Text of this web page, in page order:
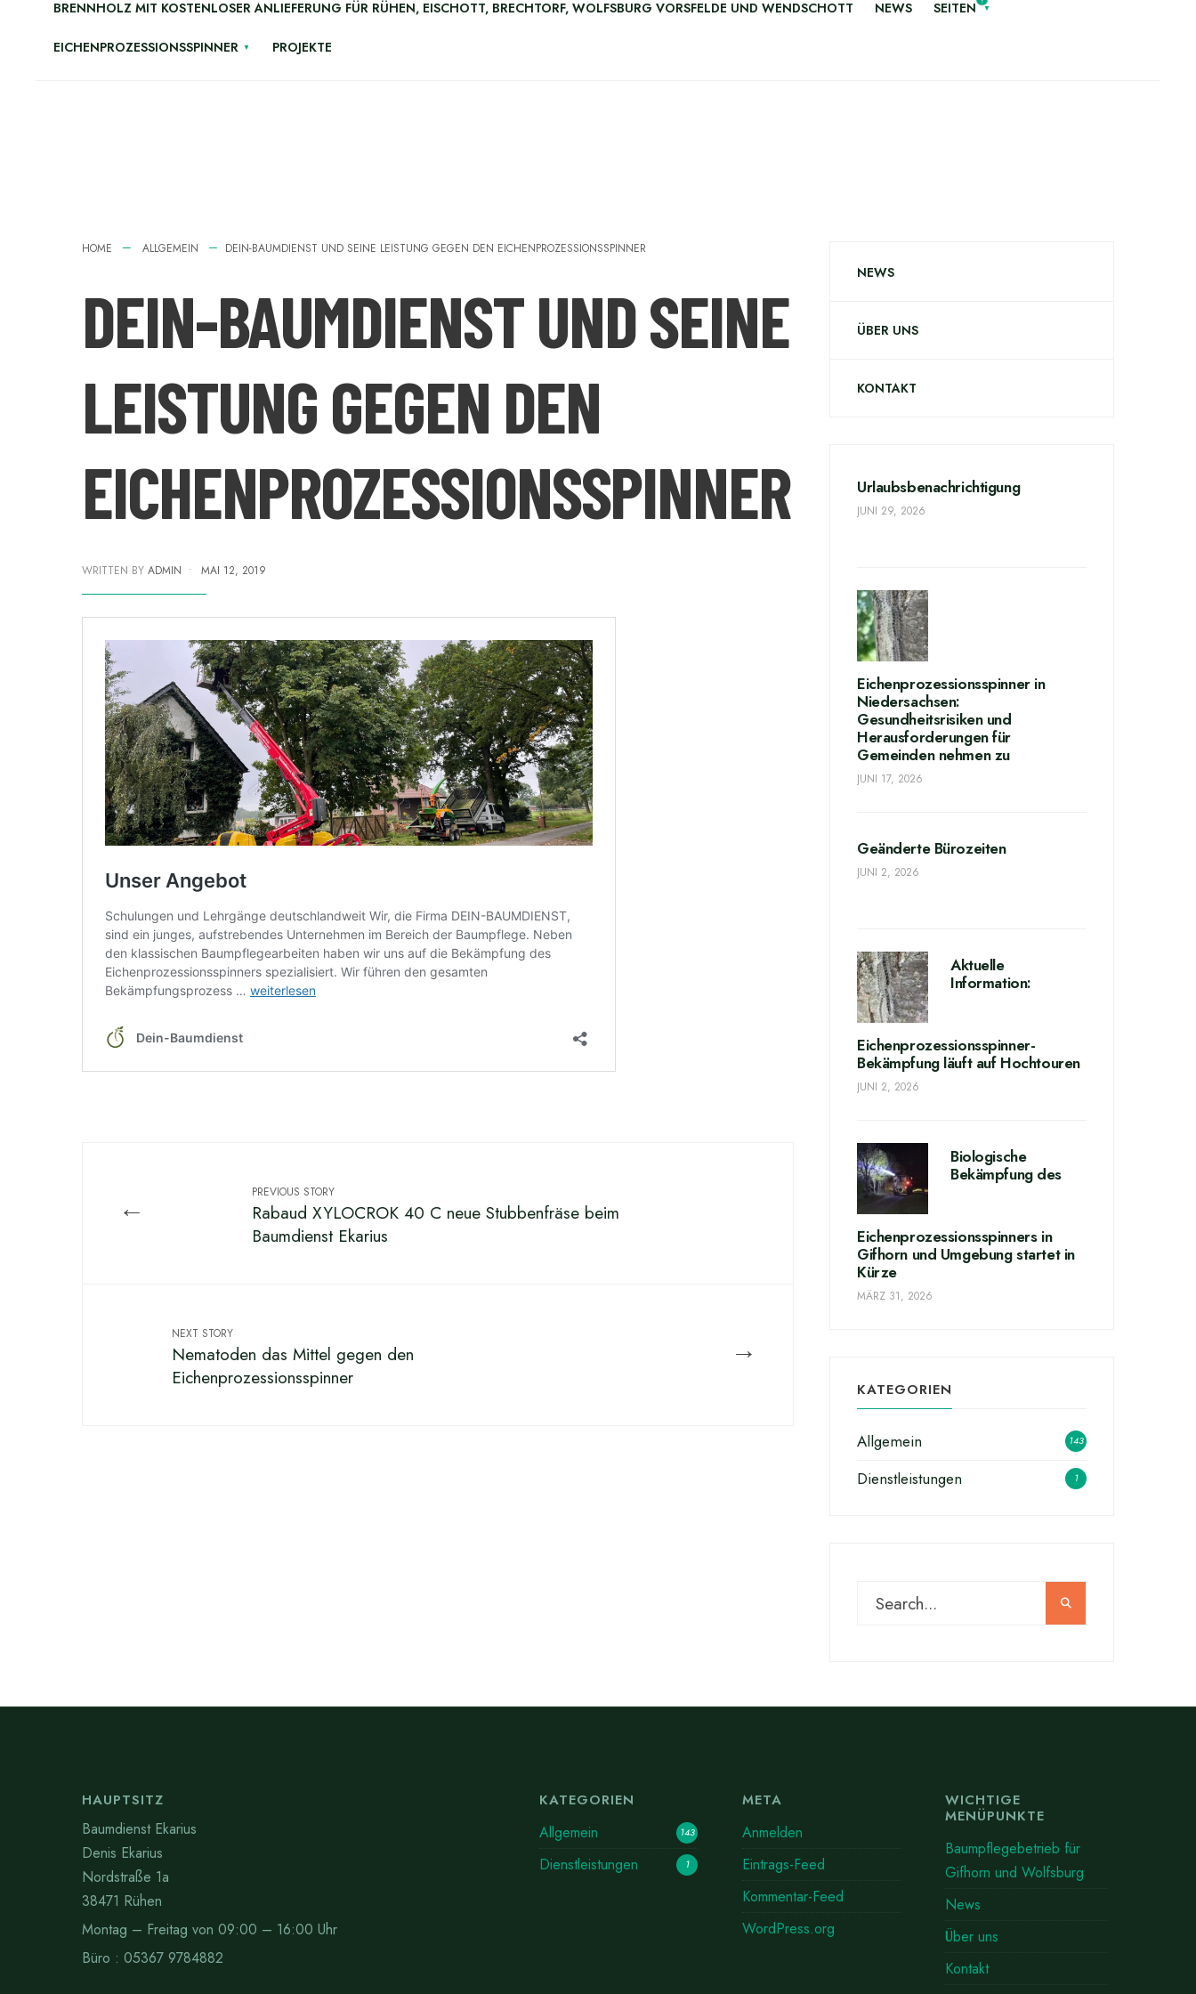
BRENNHOLZ MIT KOSTENLOSER ANLIEFERUNG FÜR RÜHEN, EISCHOTT, BRECHTORF, WOLFSBURG VORSFELDE UND WENDSCHOTT NEWS SEITEN
EICHENPROZESSIONSSPINNER PROJEKTE
HOME ALLGEMEIN DEIN-BAUMDIENST UND SEINE LEISTUNG GEGEN DEN EICHENPROZESSIONSSPINNER
DEIN-BAUMDIENST UND SEINE
LEISTUNG GEGEN DEN
EICHENPROZESSIONSSPINNER
WRITTEN BY ADMIN • MAI 12, 2019
← PREVIOUS STORY
Rabaud XYLOCROK 40 C neue Stubbenfräse beim
Baumdienst Ekarius
→
NEXT STORY
Nematoden das Mittel gegen den
Eichenprozessionsspinner
NEWS
ÜBER UNS
KONTAKT
Urlaubsbenachrichtigung
JUNI 29, 2026
Eichenprozessionsspinner in
Niedersachsen:
Gesundheitsrisiken und
Herausforderungen für
Gemeinden nehmen zu
JUNI 17, 2026
Geänderte Bürozeiten
JUNI 2, 2026
Aktuelle
Information:
Eichenprozessionsspinner-
Bekämpfung läuft auf Hochtouren
JUNI 2, 2026
Biologische
Bekämpfung des
Eichenprozessionsspinners in
Gifhorn und Umgebung startet in
Kürze
MÄRZ 31, 2026
KATEGORIEN
Allgemein 143
Dienstleistungen 1
HAUPTSITZ
Baumdienst Ekarius
Denis Ekarius
Nordstraße 1a
38471 Rühen
Montag – Freitag von 09:00 – 16:00 Uhr
Büro : 05367 9784882
KATEGORIEN
Allgemein 143
Dienstleistungen 1
META
Anmelden
Eintrags-Feed
Kommentar-Feed
WordPress.org
WICHTIGE
MENÜPUNKTE
Baumpflegebetrieb für
Gifhorn und Wolfsburg
News
Über uns
Kontakt